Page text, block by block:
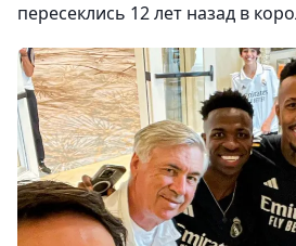
пересеклись 12 лет назад в